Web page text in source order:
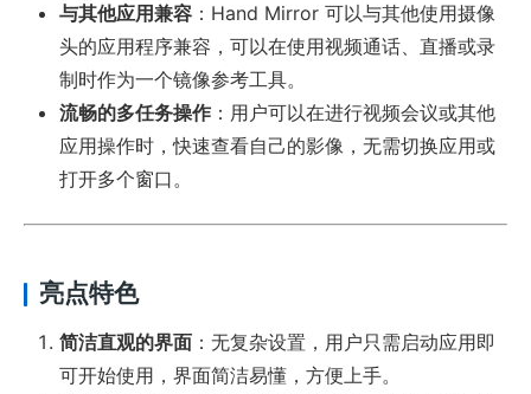
与其他应用兼容 ：Hand Mirror 可以与其他使用摄像
头的应用程序兼容，可以在使用视频通话、直播或录
制时作为一个镜像参考工具。
流畅的多任务操作 ：用户可以在进行视频会议或其他
应用操作时，快速查看自己的影像，无需切换应用或
打开多个窗口。
亮点特色
简洁直观的界面 ：无复杂设置，用户只需启动应用即
可开始使用，界面简洁易懂，方便上手。